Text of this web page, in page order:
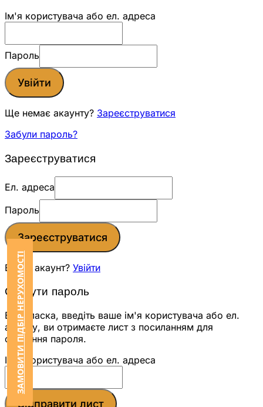
ЗАМОВИТИ ПІДБІР НЕРУХОМОСТІ
Ім'я користувача або ел. адреса
Пароль
Увійти
Ще немає акаунту? Зареєструватися
Забули пароль?
Зареєструватися
Ел. адреса
Пароль
Зареєструватися
Вже є акаунт? Увійти
Скинути пароль
Будь ласка, введіть ваше ім'я користувача або ел.
адресу, ви отримаєте лист з посиланням для
скидання пароля.
Ім'я користувача або ел. адреса
Відправити лист